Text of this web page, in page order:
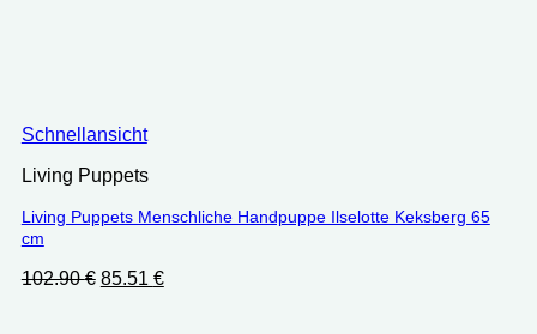
Schnellansicht
Living Puppets
Living Puppets Menschliche Handpuppe Ilselotte Keksberg 65
cm
102.90€ Ursprünglicher
85.51 €Aktueller